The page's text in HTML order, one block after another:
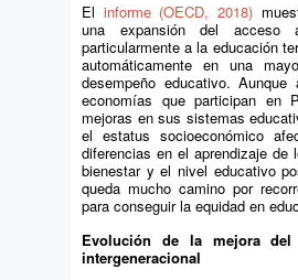
El informe (OECD, 2018)
una expansión del acceso
particularmente a la educación
automáticamente en una
desempeño educativo.
economías que participan en
mejoras en sus sistemas
el estatus socioeconómico
diferencias en el aprendizaje de
bienestar y el nivel educativo
queda mucho camino por
para conseguir la equidad en
Evolución de la mejora del
intergeneracional